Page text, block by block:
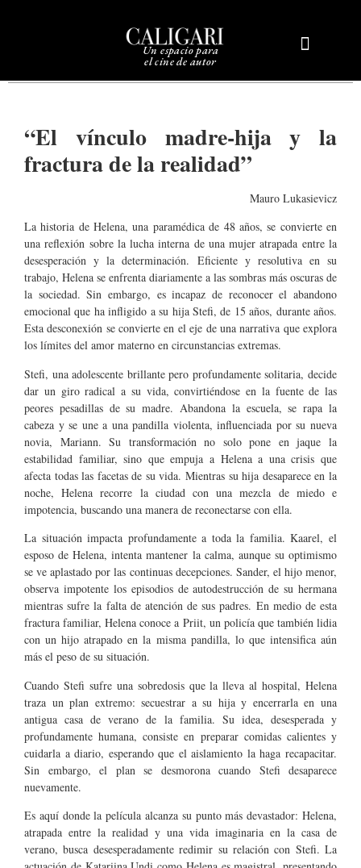
Un espacio para
el cine de autor
“El vínculo madre-hija y la
fractura de la realidad”
Mauro Lukasievicz
La historia de Helena, una paramédica de 48 años, se convierte en
una reflexión sobre la lucha interna de una mujer atrapada entre la
desesperación y la determinación. Eficiente y resolutiva en su
trabajo, Helena se enfrenta diariamente a las sombras más oscuras de
la sociedad. Sin embargo, es incapaz de reconocer el abandono
emocional que ha infligido a su hija Stefi, de 15 años, durante años.
Esta desconexión se convierte en el eje de una narrativa que explora
los límites del amor materno en circunstancias extremas.
Stefi, una adolescente brillante pero profundamente solitaria, decide
dar un giro radical a su vida, convirtiéndose en la fuente de las
peores pesadillas de su madre. Abandona la escuela, se rapa la
cabeza y se une a una pandilla violenta, influenciada por su nueva
novia, Mariann. Su transformación no solo pone en jaque la
estabilidad familiar, sino que empuja a Helena a una crisis que
afecta todas las facetas de su vida. Mientras su hija desaparece en la
noche, Helena recorre la ciudad con una mezcla de miedo e
impotencia, buscando una manera de reconectarse con ella.
La situación impacta profundamente a toda la familia. Kaarel, el
esposo de Helena, intenta mantener la calma, aunque su optimismo
se ve aplastado por las continuas decepciones. Sander, el hijo menor,
observa impotente los episodios de autodestrucción de su hermana
mientras sufre la falta de atención de sus padres. En medio de esta
fractura familiar, Helena conoce a Priit, un policía que también lidia
con un hijo atrapado en la misma pandilla, lo que intensifica aún
más el peso de su situación.
Cuando Stefi sufre una sobredosis que la lleva al hospital, Helena
traza un plan extremo: secuestrar a su hija y encerrarla en una
antigua casa de verano de la familia. Su idea, desesperada y
profundamente humana, consiste en preparar comidas calientes y
cuidarla a diario, esperando que el aislamiento la haga recapacitar.
Sin embargo, el plan se desmorona cuando Stefi desaparece
nuevamente.
Es aquí donde la película alcanza su punto más devastador: Helena,
atrapada entre la realidad y una vida imaginaria en la casa de
verano, busca desesperadamente redimir su relación con Stefi. La